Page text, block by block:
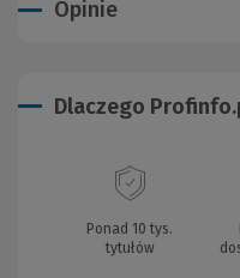
Opinie
Dlaczego
Ponad 10 tys.
tytułów